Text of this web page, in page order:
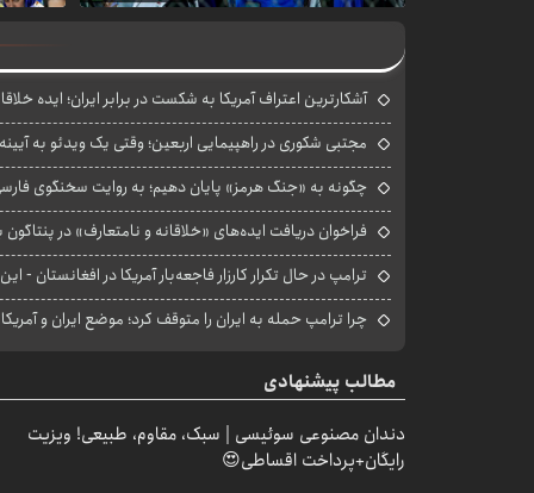
آشکارترین اعتراف آمریکا به شکست در برابر ایران؛ ایده
مجتبی شکوری در راهپیمایی اربعین؛ وقتی یک ویدئو به
چگونه به «جنگ هرمز» پایان دهیم؛ به روایت سخنگوی
فراخوان دریافت ایده‌های «خلاقانه و نامتعارف» در
ترامپ در حال تکرار کارزار فاجعه‌بار آمریکا در افغانستان -
چرا ترامپ حمله به ایران را متوقف کرد؛ موضع ایران و
مطالب پیشنهادی
دندان مصنوعی سوئیسی | سبک، مقاوم، طبیعی! ویزیت
رایگان+پرداخت اقساطی😍